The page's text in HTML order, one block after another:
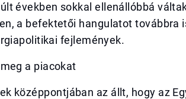
években sokkal ellenállóbbá
a befektetői hangulatot továbbra
fejlemények.
a piacokat
középpontjában az állt, hogy az